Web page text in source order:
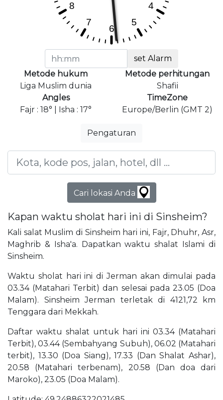
set Alarm
Metode hukum
Liga Muslim dunia
Metode perhitungan
Shafii
Angles
Fajr : 18° | Isha : 17°
TimeZone
Europe/Berlin (GMT 2)
Pengaturan
Cari lokasi Anda
Kapan waktu sholat hari ini di Sinsheim?
Kali salat Muslim di Sinsheim hari ini, Fajr, Dhuhr, Asr,
Maghrib & Isha'a. Dapatkan waktu shalat Islami di
Sinsheim.
Waktu sholat hari ini di Jerman akan dimulai pada
03.34 (Matahari Terbit) dan selesai pada 23.05 (Doa
Malam). Sinsheim Jerman terletak di 4121,72 km
Tenggara dari Mekkah.
Daftar waktu shalat untuk hari ini 03.34 (Matahari
Terbit), 03.44 (Sembahyang Subuh), 06.02 (Matahari
terbit), 13.30 (Doa Siang), 17.33 (Dan Shalat Ashar),
20.58 (Matahari terbenam), 20.58 (Dan doa dari
Maroko), 23.05 (Doa Malam).